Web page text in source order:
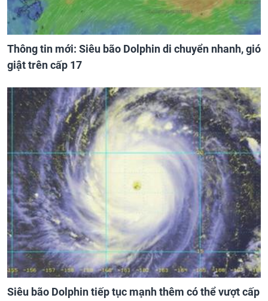
Thông tin mới: Siêu bão Dolphin di chuyển nhanh, gió
giật trên cấp 17
Siêu bão Dolphin tiếp tục mạnh thêm có thể vượt cấp